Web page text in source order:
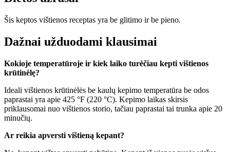
Šis keptos vištienos receptas yra be glitimo ir be pieno.
Dažnai užduodami klausimai
Kokioje temperatūroje ir kiek laiko turėčiau kepti vištienos
krūtinėlę?
Ideali vištienos krūtinėlės be kaulų kepimo temperatūra be odos
paprastai yra apie 425 °F (220 °C). Kepimo laikas skirsis
priklausomai nuo vištienos storio, tačiau paprastai tai trunka apie 20
minučių.
Ar reikia apversti vištieną kepant?